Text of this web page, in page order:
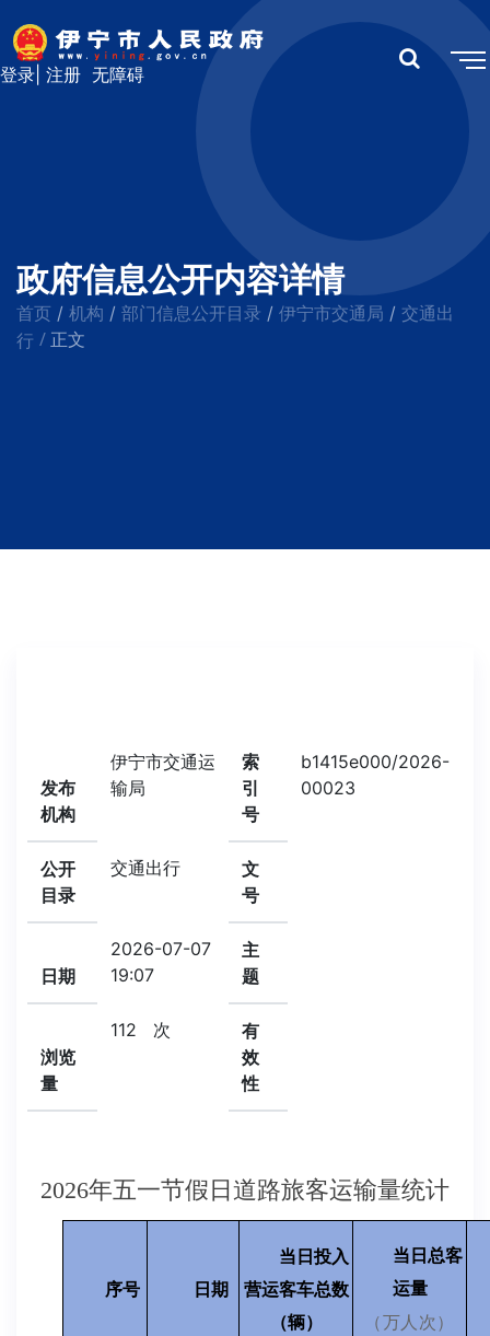
无障碍
登录 注册
政府信息公开内容详情
首页 / 机构 / 部门信息公开目录 / 伊宁市交通局 / 交通出
行 / 正文
发布
机构
伊宁市交通运
输局
索
引
号
b1415e000/2026-
00023
公开
目录
交通出行
文
号
日期
2026-07-07
19:07
主
题
浏览
量
112 次
有
效
性
2026年五一节假日道路旅客运输量统计
序号 日期
当日投入
营运客车总数
（辆）
当日总客
运量
（万人次）